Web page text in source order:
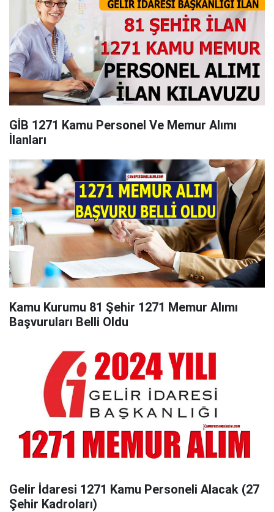
GİB 1271 Kamu Personel Ve Memur Alımı
İlanları
Kamu Kurumu 81 Şehir 1271 Memur Alımı
Başvuruları Belli Oldu
Gelir İdaresi 1271 Kamu Personeli Alacak (27
Şehir Kadroları)